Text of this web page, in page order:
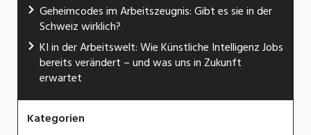
Geheimcodes im Arbeitszeugnis: Gibt es sie in der
Schweiz wirklich?
KI in der Arbeitswelt: Wie Künstliche Intelligenz Jobs
bereits verändert – und was uns in Zukunft
erwartet
Kategorien